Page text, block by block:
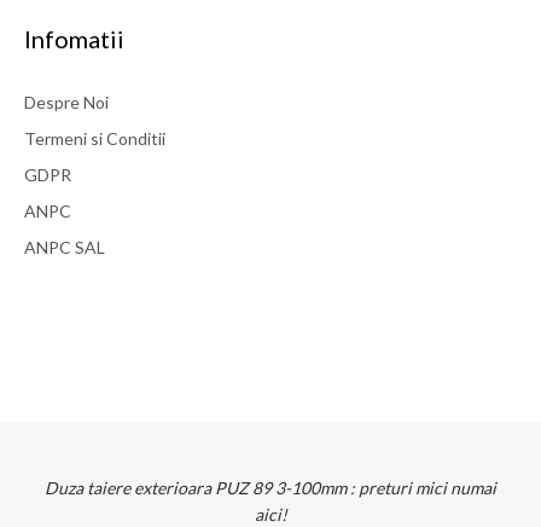
Infomatii
Despre Noi
Termeni si Conditii
GDPR
ANPC
ANPC SAL
Duza taiere exterioara PUZ 89 3-100mm : preturi mici numai
aici!